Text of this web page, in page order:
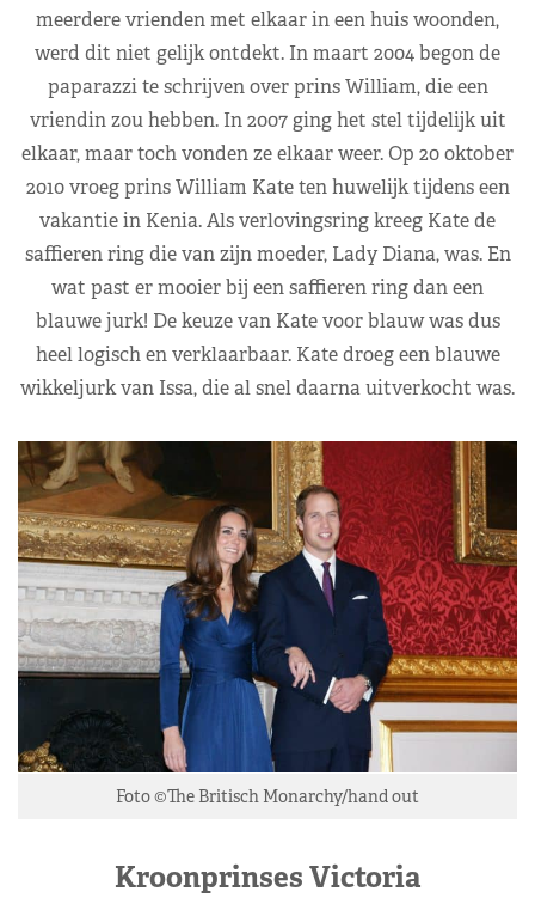
meerdere vrienden met elkaar in een huis woonden,
werd dit niet gelijk ontdekt. In maart 2004 begon de
paparazzi te schrijven over prins William, die een
vriendin zou hebben. In 2007 ging het stel tijdelijk uit
elkaar, maar toch vonden ze elkaar weer. Op 20 oktober
2010 vroeg prins William Kate ten huwelijk tijdens een
vakantie in Kenia. Als verlovingsring kreeg Kate de
saffieren ring die van zijn moeder, Lady Diana, was. En
wat past er mooier bij een saffieren ring dan een
blauwe jurk! De keuze van Kate voor blauw was dus
heel logisch en verklaarbaar. Kate droeg een blauwe
wikkeljurk van Issa, die al snel daarna uitverkocht was.
Foto ©The Britisch Monarchy/hand out
Kroonprinses Victoria